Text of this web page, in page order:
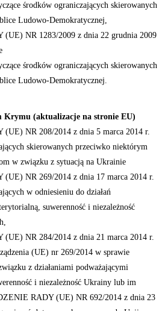
środków ograniczających skierowanych
Ludowo-Demokratycznej,
NR 1283/2009 z dnia 22 grudnia 2009
środków ograniczających skierowanych
Ludowo-Demokratycznej.
(aktualizacje na stronie EU)
NR 208/2014 z dnia 5 marca 2014 r.
skierowanych przeciwko niektórym
w związku z sytuacją na Ukrainie
NR 269/2014 z dnia 17 marca 2014 r.
w odniesieniu do działań
suwerenność i niezależność
NR 284/2014 z dnia 21 marca 2014 r.
(UE) nr 269/2014 w sprawie
z działaniami podważającymi
i niezależność Ukrainy lub im
RADY (UE) NR 692/2014 z dnia 23